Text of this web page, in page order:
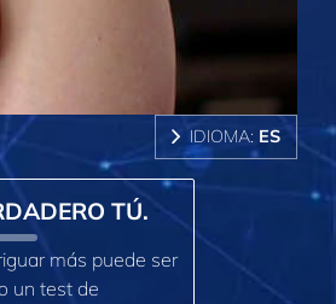
IDIOMA: ES
TÚ.
más puede ser
un test de